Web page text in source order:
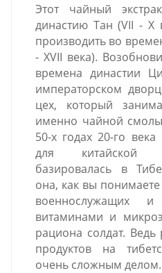
Этот чайный
династию Тан (VII - X
производить во
- XVII века).
времена династии
императорском
цех, который
именно чайной
50-х годах 20-го
для китайской
базировалась в
она, как вы
военнослужащих
витаминами и
рациона солдат. Ведь
продуктов на
очень сложным делом.